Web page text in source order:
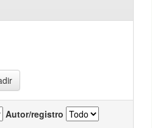
Autor/registro